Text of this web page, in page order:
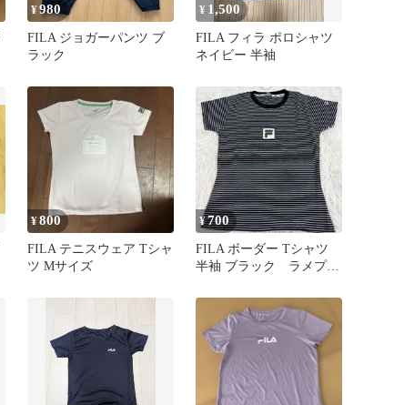
¥980
FILA ジョガーパンツ ブ
ラック
¥ 1,500
FILA フィラ ポロシャツ
ネイビー 半袖
¥800
FILA テニスウェア Tシャ
ツ Mサイズ
¥700
FILA ボーダー Tシャツ
半袖 ブラック ラメプリ